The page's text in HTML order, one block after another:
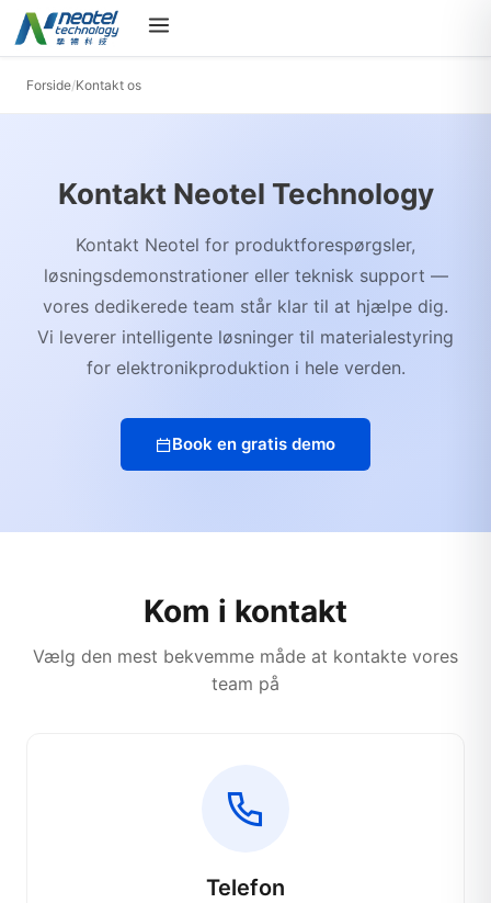
Forside/Kontakt os
Kontakt Neotel Technology
Kontakt Neotel for produktforespørgsler,
løsningsdemonstrationer eller teknisk support —
vores dedikerede team står klar til at hjælpe dig.
Vi leverer intelligente løsninger til materialestyring
for elektronikproduktion i hele verden.
Book en gratis demo
Kom i kontakt
Vælg den mest bekvemme måde at kontakte vores
team på
Telefon